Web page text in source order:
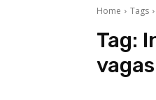
Home Tags
Tag: